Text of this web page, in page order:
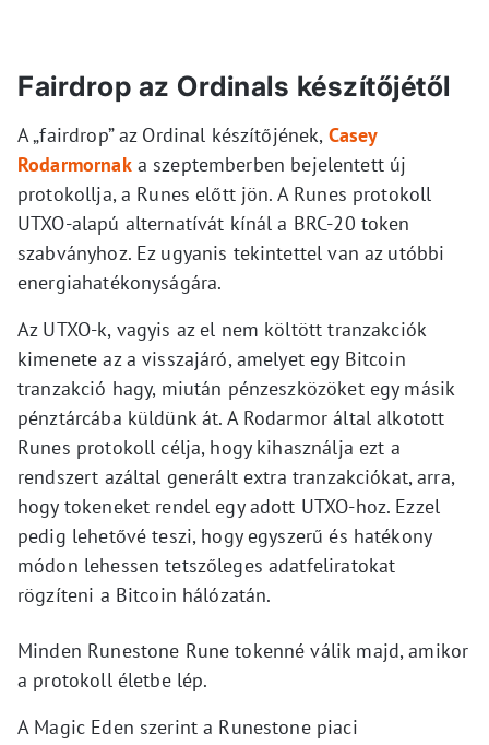
Fairdrop az Ordinals készítőjétől
A „fairdrop” az Ordinal készítőjének, Casey
Rodarmornaka szeptemberben bejelentett új
protokollja, a Runes előtt jön. A Runes protokoll
UTXO-alapú alternatívát kínál a BRC-20 token
szabványhoz. Ez ugyanis tekintettel van az utóbbi
energiahatékonyságára.
Az UTXO-k, vagyis az el nem költött tranzakciók
kimenete az a visszajáró, amelyet egy Bitcoin
tranzakció hagy, miután pénzeszközöket egy másik
pénztárcába küldünk át. A Rodarmor által alkotott
Runes protokoll célja, hogy kihasználja ezt a
rendszert azáltal generált extra tranzakciókat, arra,
hogy tokeneket rendel egy adott UTXO-hoz. Ezzel
pedig lehetővé teszi, hogy egyszerű és hatékony
módon lehessen tetszőleges adatfeliratokat
rögzíteni a Bitcoin hálózatán.
Minden Runestone Rune tokenné válik majd, amikor
a protokoll életbe lép.
A Magic Eden szerint a Runestone piaci